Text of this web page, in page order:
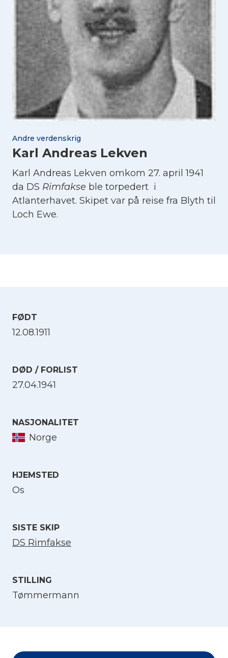
Andre verdenskrig
Karl Andreas Lekven
Karl Andreas Lekven omkom 27. april 1941
da DS Rimfakse ble torpedert i
Atlanterhavet. Skipet var på reise fra Blyth til
Loch Ewe.
FØDT
12.08.1911
DØD / FORLIST
27.04.1941
NASJONALITET
Norge
HJEMSTED
Os
SISTE SKIP
DS Rimfakse
STILLING
Tømmermann
Norsk bokmål